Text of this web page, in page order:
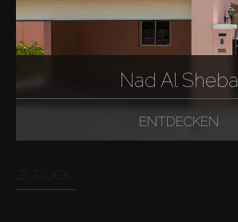
Nad Al Sheba
ENTDECKEN